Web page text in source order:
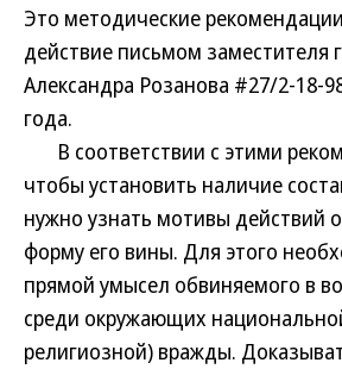
Это методические
действие письмом заместителя
Александра Розанова #27/2-18-
года.
В соответствии с этими
чтобы установить наличие
нужно узнать мотивы действий
форму его вины. Для этого
прямой умысел обвиняемого в
среди окружающих
религиозной) вражды.